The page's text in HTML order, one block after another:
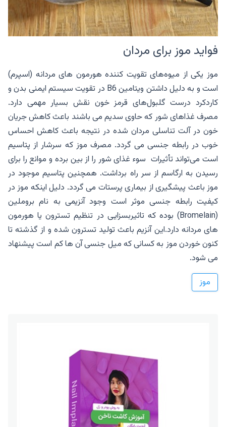
فواید موز برای مردان
موز یکی از میوه‌های تقویت کننده هورمون های مردانه (اسپرم)
است و به دلیل داشتن ویتامین B6 در تقویت سیستم ایمنی بدن و
کاردکرد درست گلبول‌های قرمز خون نقش بسیار مهمی دارد.
مصرف غذاهای شور که حاوی سدیم می باشند باعث کاهش جریان
خون در آلت تناسلی مردان شده در نتیجه باعث کاهش احساس
خوب در رابطه جنسی می گردد. مصرف موز که سرشار از پتاسیم
است می‌تواند تأثیرات سوء غذای شور را از بین برده و موانع را برای
رسیدن به ارگاسم از سر راه برداشت. همچنین پتاسیم موجود در
موز باعث پیشگیری از بیماری پرستات می گردد. دلیل اینکه موز در
کیفیت رابطه جنسی موثر است وجود آنزیمی به نام بروملین
(Bromelain) بوده که تاثیربسزایی در تنظیم تسترون یا هورمون
های مردانه دارد.این آنزیم باعث تولید تسترون شده و از گذشته تا
کنون خوردن موز به کسانی که میل جنسی آن ها کم است پیشنهاد
می شود.
موز